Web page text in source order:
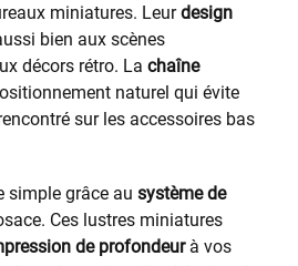
miniatures. Leurdesign
bien aux scènes
décors rétro. La chaîne
naturel qui évite
sur les accessoires bas
simple grâce au système de
Ces lustres miniatures
de profondeurà vos